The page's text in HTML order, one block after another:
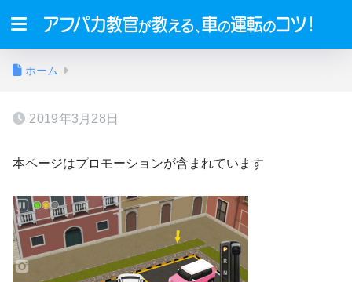
ホーム
2019年3月28日
本ページはプロモーションが含まれています